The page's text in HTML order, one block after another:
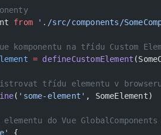
from './src/components/
komponentu na třídu Custom
= defineCustomElement
třídu elementu v
( 'some-element' , SomeElement)
do Vue GlobalComponents
{